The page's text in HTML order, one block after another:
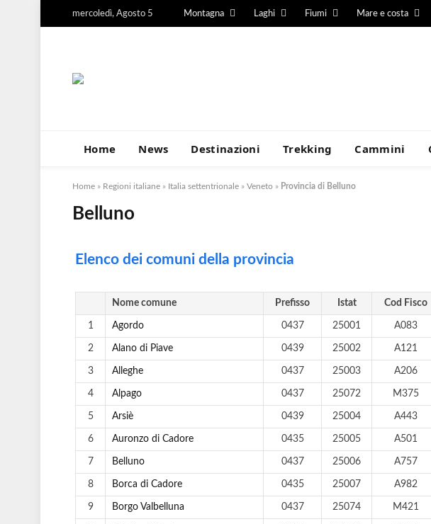
mercoledì, Agosto 5 Montagna Laghi Fiumi Mare e costa
Home News Destinazioni Trekking Cammini
Home » Regioni italiane » Italia settentrionale » Veneto » Provincia di Belluno
Belluno
Elenco dei comuni della provincia
Nome comune Prefisso Istat Cod Fisco
1 Agordo 0437 25001 A083
2 Alano di Piave 0439 25002 A121
3 Alleghe 0437 25003 A206
4 Alpago 0437 25072 M375
5 Arsiè 0439 25004 A443
6 Auronzo di Cadore 0435 25005 A501
7 Belluno 0437 25006 A757
8 Borca di Cadore 0435 25007 A982
9 Borgo Valbelluna 0437 25074 M421